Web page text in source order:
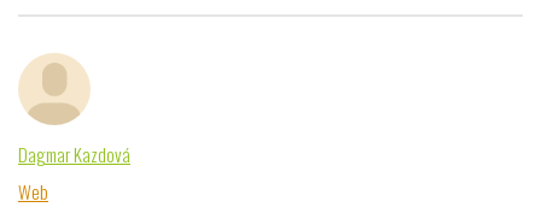
Dagmar Kazdová
Web